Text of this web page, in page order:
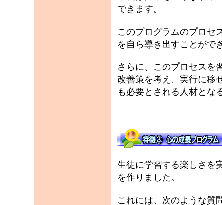
できます。
このプログラムのプロセ
を自ら導き出すことがで
さらに、このプロセスを
改善策を考え、実行に移
も必要とされる人材とな
生徒に学習する楽しさを
を作りました。
これには、次のような質